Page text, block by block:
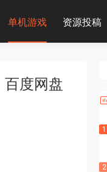
单机游戏 资源投稿
度网盘
1
2